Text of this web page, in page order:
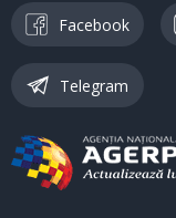
Facebook
Telegram